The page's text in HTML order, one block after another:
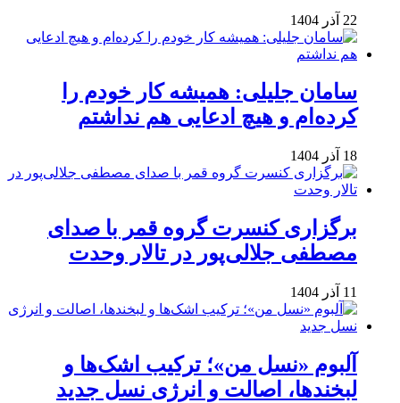
22 آذر 1404
سامان جلیلی: همیشه کار خودم را
کرده‌ام و هیچ ادعایی هم نداشتم
18 آذر 1404
برگزاری کنسرت گروه قمر با صدای
مصطفی جلالی‌پور در تالار وحدت
11 آذر 1404
آلبوم «نسل من»؛ ترکیب اشک‌ها و
لبخندها، اصالت و انرژی نسل جدید